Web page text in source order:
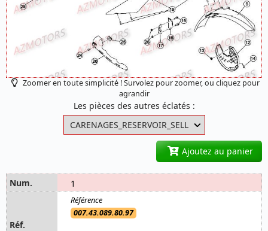
Zoomer en toute simplicité ! Survolez pour zoomer, ou cliquez pour
agrandir
Les pièces des autres éclatés :
Ajoutez au panier
1
007.43.089.80.97